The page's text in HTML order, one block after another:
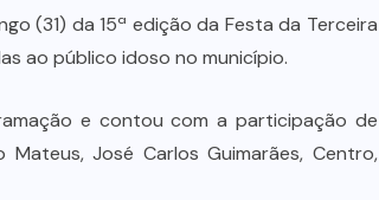
(31) da 15ª edição da Festa da Terceira
ao público idoso no município.
e contou com a participação de
José Carlos Guimarães, Centro,